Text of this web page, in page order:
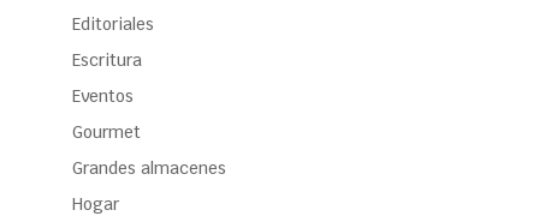
Editoriales
Escritura
Eventos
Gourmet
Grandes almacenes
Hogar